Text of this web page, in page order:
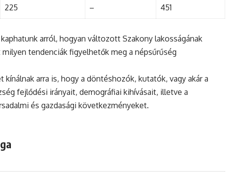
225 – 451
arról, hogyan változott Szakony lakosságának
tendenciák figyelhetők meg a népsűrűség
arra is, hogy a döntéshozók, kutatók, vagy akár a
fejlődési irányait, demográfiai kihívásait, illetve a
és gazdasági következményeket.